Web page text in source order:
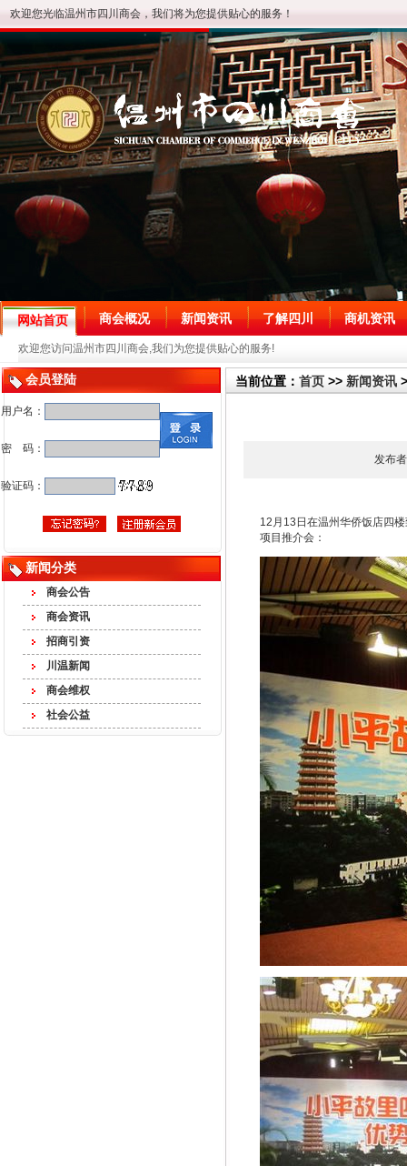
欢迎您光临温州市四川商会，我们将为您提供贴心的服务！
网站首页
欢迎您访问温州市四川商会,我们为您提供贴心的服务!
商会概况 新闻资讯 了解四川 商机资讯
会员登陆
用户名：
密 码：
验证码：
新闻分类
商会公告
商会资讯
招商引资
川温新闻
商会维权
社会公益
当前位置： 首页 >> 新闻资讯
发布
12月13日在温州华侨饭店四
项目推介会：